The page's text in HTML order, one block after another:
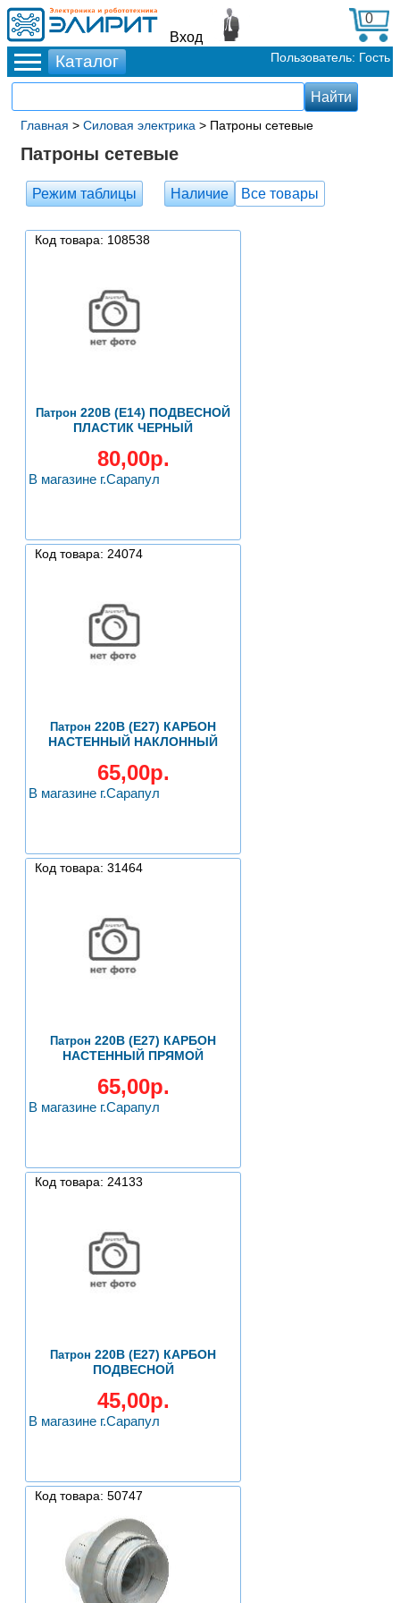
Вход
0
Пользователь: Гость
Главная > Силовая электрика > Патроны сетевые
Патроны сетевые
Режим таблицы Наличие Все товары
Код товара: 108538
Патрон 220В (Е14) ПОДВЕСНОЙ
ПЛАСТИК ЧЕРНЫЙ
80,00р.
В магазине г.Сарапул
Код товара: 24074
Патрон 220В (Е27) КАРБОН
НАСТЕННЫЙ НАКЛОННЫЙ
65,00р.
В магазине г.Сарапул
Код товара: 31464
Патрон 220В (Е27) КАРБОН
НАСТЕННЫЙ ПРЯМОЙ
65,00р.
В магазине г.Сарапул
Код товара: 24133
Патрон 220В (Е27) КАРБОН
ПОДВЕСНОЙ
45,00р.
В магазине г.Сарапул
Код товара: 50747